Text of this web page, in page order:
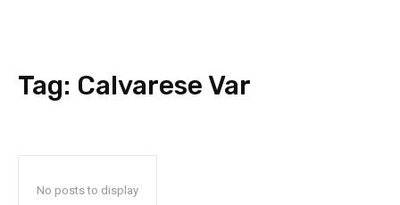
Tag: Calvarese Var
No posts to display